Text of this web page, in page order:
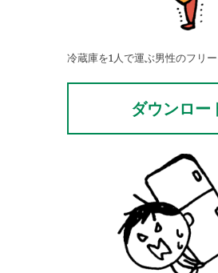
冷蔵庫を1人で運ぶ男性のフリー
ダウンロー